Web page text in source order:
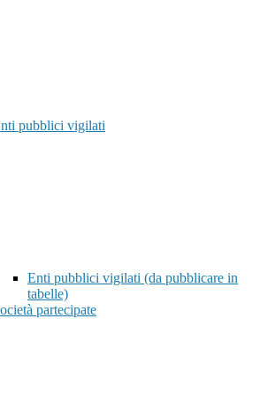
pubblici vigilati
Enti pubblici vigilati (da pubblicare in
tabelle)
partecipate